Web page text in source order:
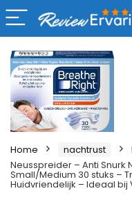
Home nachtrust
Neusspreider – Anti Snurk
Small/Medium 30 stuks –
Huidvriendelijk – Ideaal